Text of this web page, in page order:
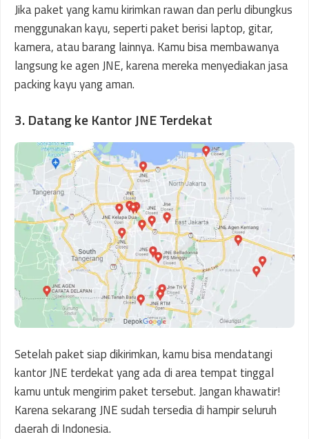
Jika paket yang kamu kirimkan rawan dan perlu dibungkus
menggunakan kayu, seperti paket berisi laptop, gitar,
kamera, atau barang lainnya. Kamu bisa membawanya
langsung ke agen JNE, karena mereka menyediakan jasa
packing kayu yang aman.
3. Datang ke Kantor JNE Terdekat
Setelah paket siap dikirimkan, kamu bisa mendatangi
kantor JNE terdekat yang ada di area tempat tinggal
kamu untuk mengirim paket tersebut. Jangan khawatir!
Karena sekarang JNE sudah tersedia di hampir seluruh
daerah di Indonesia.